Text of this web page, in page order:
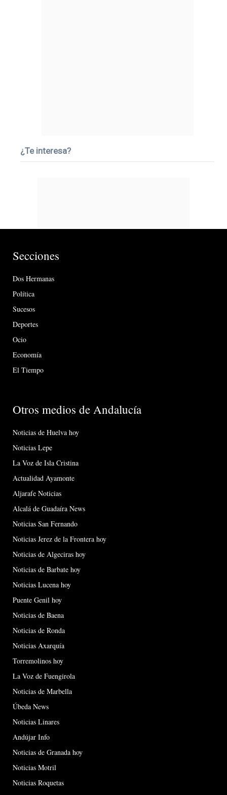
¿Te interesa?
Secciones
Dos Hermanas
Política
Sucesos
Deportes
Ocio
Economía
El Tiempo
Otros medios de Andalucía
Noticias de Huelva hoy
Noticias Lepe
La Voz de Isla Cristina
Actualidad Ayamonte
Aljarafe Noticias
Alcalá de Guadaíra News
Noticias San Fernando
Noticias Jerez de la Frontera hoy
Noticias de Algeciras hoy
Noticias de Barbate hoy
Noticias Lucena hoy
Puente Genil hoy
Noticias de Baena
Noticias de Ronda
Noticias Axarquía
Torremolinos hoy
La Voz de Fuengirola
Noticias de Marbella
Úbeda News
Noticias Linares
Andújar Info
Noticias de Granada hoy
Noticias Motril
Noticias Roquetas